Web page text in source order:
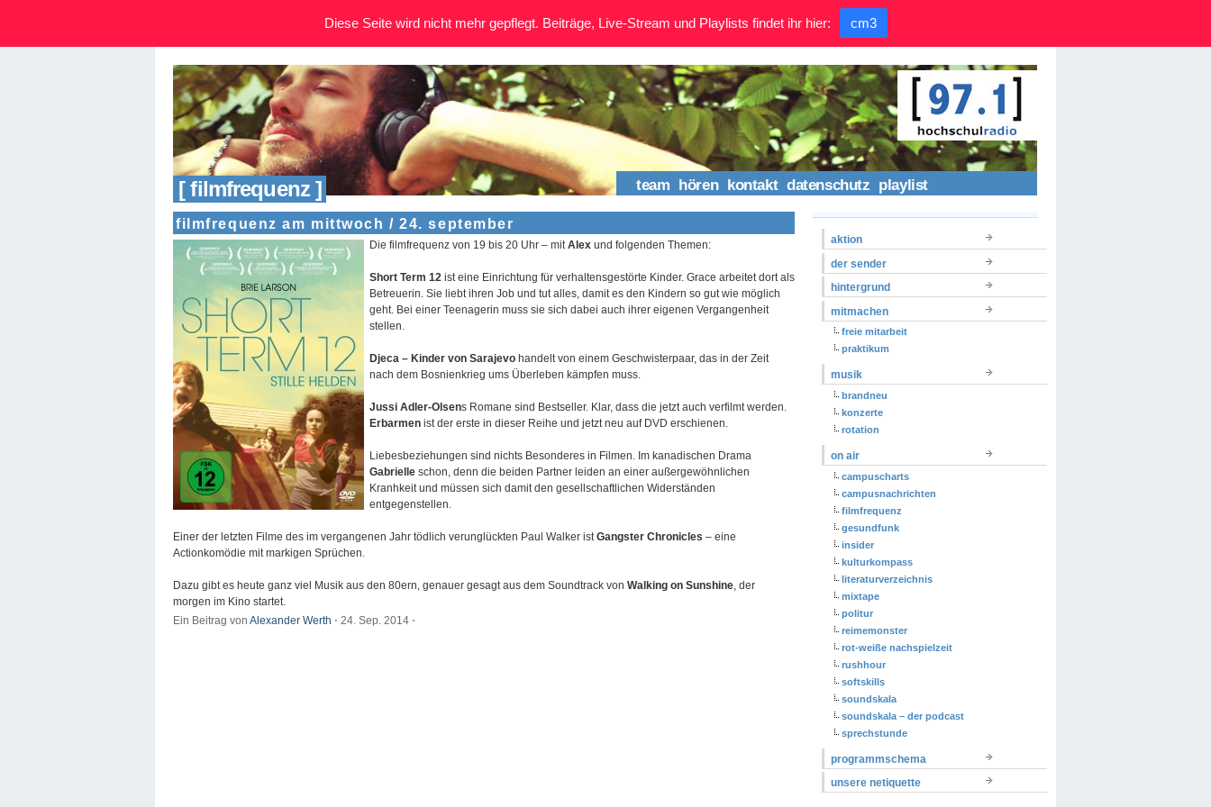
[ filmfrequenz ] team hören kontakt datenschutz playlist
filmfrequenz am mittwoch / 24. september
Die filmfrequenz von 19 bis 20 Uhr – mitAlex und folgenden Themen:
Short Term 12 ist eine Einrichtung für verhaltensgestörte Kinder. Grace arbeitet dort als
Betreuerin. Sie liebt ihren Job und tut alles, damit es den Kindern so gut wie möglich
geht. Bei einer Teenagerin muss sie sich dabei auch ihrer eigenen Vergangenheit
stellen.
Djeca – Kinder von Sarajevo handelt von einem Geschwisterpaar, das in der Zeit
nach dem Bosnienkrieg ums Überleben kämpfen muss.
Jussi Adler-Olsens Romane sind Bestseller. Klar, dass die jetzt auch verfilmt werden.
Erbarmen ist der erste in dieser Reihe und jetzt neu auf DVD erschienen.
Liebesbeziehungen sind nichts Besonderes in Filmen. Im kanadischen Drama
Gabrielle schon, denn die beiden Partner leiden an einer außergewöhnlichen
Kranhkeit und müssen sich damit den gesellschaftlichen Widerständen
entgegenstellen.
Einer der letzten Filme des im vergangenen Jahr tödlich verunglückten Paul Walker istGangster Chronicles – eine
Actionkomödie mit markigen Sprüchen.
Dazu gibt es heute ganz viel Musik aus den 80ern, genauer gesagt aus dem Soundtrack von Walking on Sunshine, der
morgen im Kino startet.
Ein Beitrag von Alexander Werth ⋅ 24. Sep. 2014 ⋅
aktion
der sender
hintergrund
mitmachen
freie mitarbeit
praktikum
musik
brandneu
konzerte
rotation
on air
campuscharts
campusnachrichten
filmfrequenz
gesundfunk
insider
kulturkompass
literaturverzeichnis
mixtape
politur
reimemonster
rot-weiße nachspielzeit
rushhour
softskills
soundskala
soundskala – der podcast
sprechstunde
programmschema
unsere netiquette
Diese Seite wird nicht mehr gepflegt. Beiträge, Live-Stream und Playlists findet ihr hier: cm3